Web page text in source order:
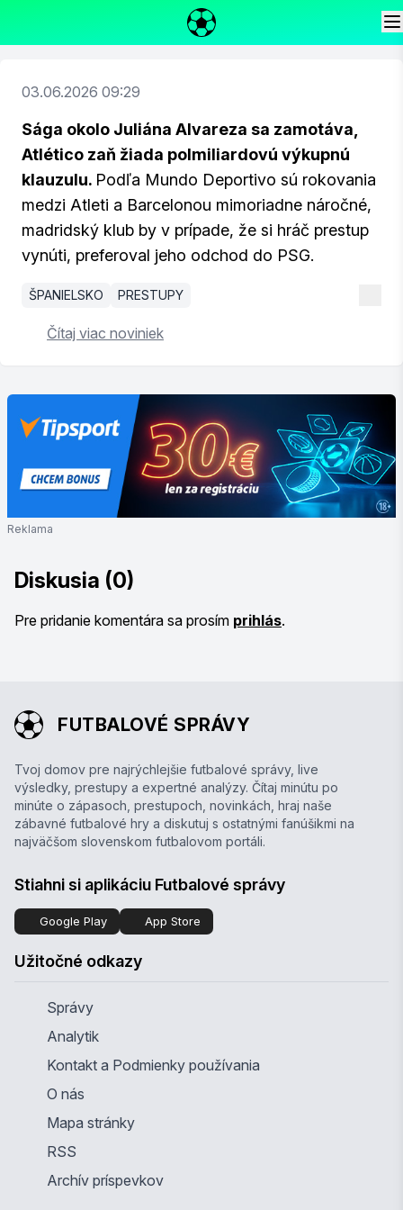
03.06.2026 09:29
Sága okolo Juliána Alvareza sa zamotáva,
Atlético zaň žiada polmiliardovú výkupnú
klauzulu. Podľa Mundo Deportivo sú rokovania
medzi Atleti a Barcelonou mimoriadne náročné,
madridský klub by v prípade, že si hráč prestup
vynúti, preferoval jeho odchod do PSG.
ŠPANIELSKO PRESTUPY
Čítaj viac noviniek
Reklama
Diskusia (0)
Pre pridanie komentára sa prosím prihlás.
FUTBALOVÉ SPRÁVY
Tvoj domov pre najrýchlejšie futbalové správy, live
výsledky, prestupy a expertné analýzy. Čítaj minútu po
minúte o zápasoch, prestupoch, novinkách, hraj naše
zábavné futbalové hry a diskutuj s ostatnými fanúšikmi na
najväčšom slovenskom futbalovom portáli.
Stiahni si aplikáciu Futbalové správy
Google Play App Store
Užitočné odkazy
Správy
Analytik
Kontakt a Podmienky používania
O nás
Mapa stránky
RSS
Archív príspevkov